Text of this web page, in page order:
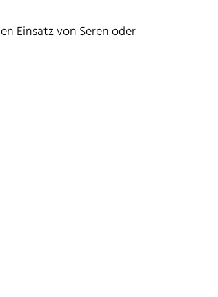
Einsatz von Seren oder